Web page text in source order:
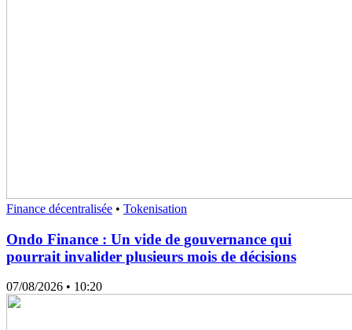
Finance décentralisée • Tokenisation
Ondo Finance : Un vide de gouvernance qui
pourrait invalider plusieurs mois de décisions
07/08/2026 • 10:20